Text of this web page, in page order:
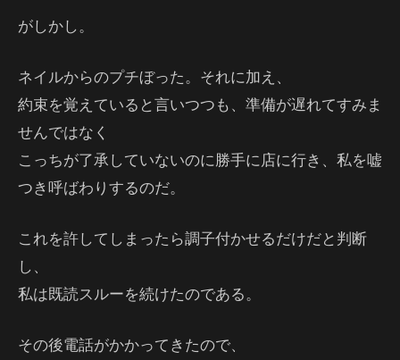
がしかし。
ネイルからのプチぼった。それに加え、
約束を覚えていると言いつつも、準備が遅れてすみま
せんではなく
こっちが了承していないのに勝手に店に行き、私を嘘
つき呼ばわりするのだ。
これを許してしまったら調子付かせるだけだと判断
し、
私は既読スルーを続けたのである。
その後電話がかかってきたので、